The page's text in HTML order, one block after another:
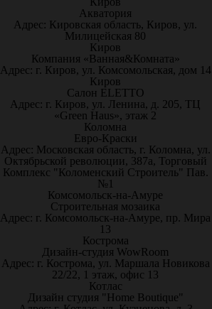
Акватория
Адрес: Кировская область, Киров, ул.
Милицейская 80
Киров
Компания «Ванная&Комната»
Адрес: г. Киров, ул. Комсомольская, дом 14
Киров
Салон ELETTO
Адрес: г. Киров, ул. Ленина, д. 205, ТЦ
«Green Haus», этаж 2
Коломна
Евро-Краски
Адрес: Московская область, г. Коломна, ул.
Октябрьской революции, 387а, Торговый
Комплекс "Коломенский Строитель" Пав.
№1
Комсомольск-на-Амуре
Строительная мозаика
Адрес: г. Комсомольск-на-Амуре, пр. Мира
13
Кострома
Дизайн-студия WowRoom
Адрес: г. Кострома, ул. Маршала Новикова
22/22, 1 этаж, офис 13
Котлас
Дизайн студия "Home Boutique"